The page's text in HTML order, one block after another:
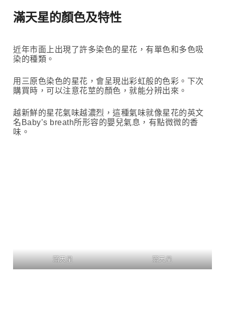
滿天星的顏色及特性
近年市面上出現了許多染色的星花，有單色和多色吸
染的種類。
用三原色染色的星花，會呈現出彩虹般的色彩。下次
購買時，可以注意花莖的顏色，就能分辨出來。
越新鮮的星花氣味越濃烈，這種氣味就像星花的英文
名Baby’s breath所形容的嬰兒氣息，有點微微的香
味。
滿天星 滿天星